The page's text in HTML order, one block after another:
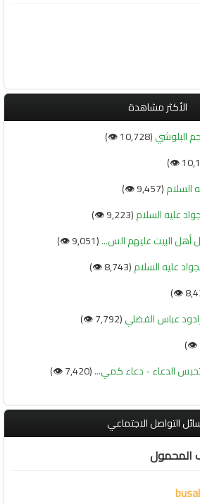
الأكثر مشاهدة
البلوشي(10,728 👁️)
السلام(9,457 👁️)
عليه السلام(9,223 👁️)
أهل البيت عليهم الس...(9,051 👁️)
عليه السلام(8,743 👁️)
عباس الفضلي(7,792 👁️)
الدعاء - دعاء كمي...(7,420 👁️)
التواصل الاجتماعي
المحمول